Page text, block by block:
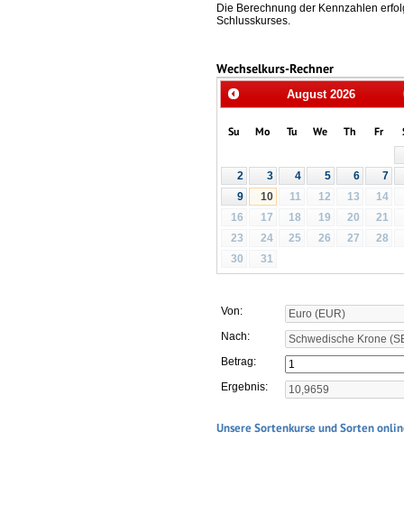
Die Berechnung der Kennzahlen
Schlusskurses.
Wechselkurs-Rechner
August 2026
Su Mo Tu We Th Fr
2 3 4 5 6
7
9
10 11 12 13
14
16
17 18 19 20
21
23
24 25 26 27
28
30
31
Von:
Nach:
Betrag:
Ergebnis:
Unsere Sortenkurse und Sorten